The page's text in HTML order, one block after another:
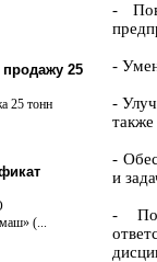
25
25 тонн
(...
-
-
-
также
-
и
-